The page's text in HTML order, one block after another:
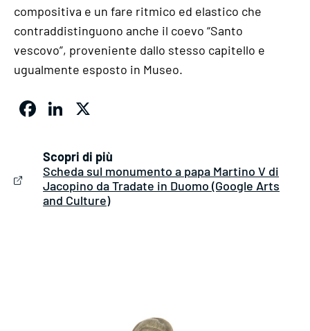
compositiva e un fare ritmico ed elastico che
contraddistinguono anche il coevo “Santo
vescovo”, proveniente dallo stesso capitello e
ugualmente esposto in Museo.
Facebook
LinkedIn
Scopri di più
Scheda sul monumento a papa Martino V di
Jacopino da Tradate in Duomo (Google Arts
and Culture)